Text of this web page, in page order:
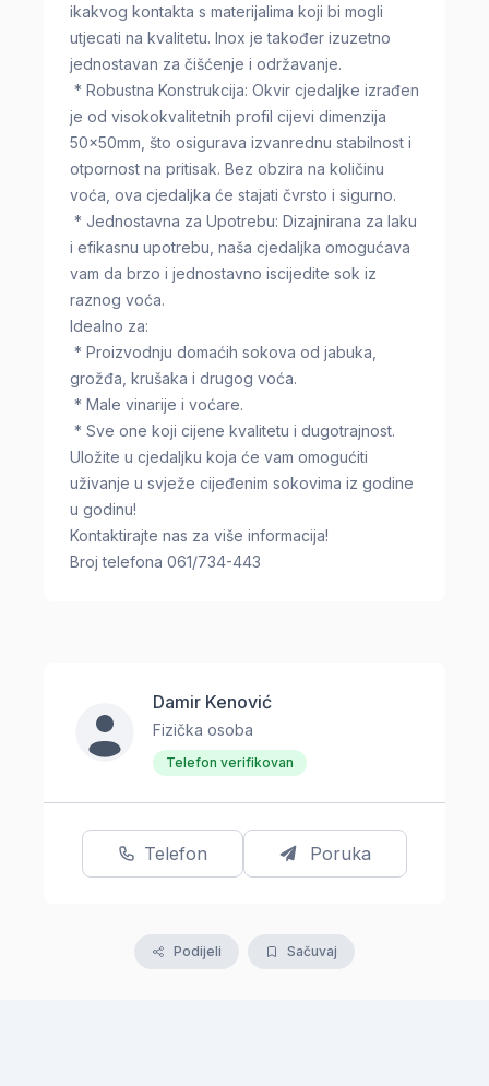
ikakvog kontakta s materijalima koji bi mogli
utjecati na kvalitetu. Inox je također izuzetno
jednostavan za čišćenje i održavanje.
* Robustna Konstrukcija: Okvir cjedaljke izrađen
je od visokokvalitetnih profil cijevi dimenzija
50x50mm, što osigurava izvanrednu stabilnost i
otpornost na pritisak. Bez obzira na količinu
voća, ova cjedaljka će stajati čvrsto i sigurno.
* Jednostavna za Upotrebu: Dizajnirana za laku
i efikasnu upotrebu, naša cjedaljka omogućava
vam da brzo i jednostavno iscijedite sok iz
raznog voća.
Idealno za:
* Proizvodnju domaćih sokova od jabuka,
grožđa, krušaka i drugog voća.
* Male vinarije i voćare.
* Sve one koji cijene kvalitetu i dugotrajnost.
Uložite u cjedaljku koja će vam omogućiti
uživanje u svježe cijeđenim sokovima iz godine
u godinu!
Kontaktirajte nas za više informacija!
Broj telefona 061/734-443
Damir Kenović
Fizička osoba
Telefon verifikovan
Telefon Poruka
Podijeli Sačuvaj